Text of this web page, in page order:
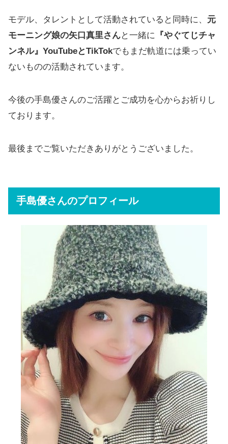
モデル、タレントとして活動されていると同時に、 元
モーニング娘の矢口真里さんと一緒に 『やぐてじチャ
ンネル』YouTubeとTikTokでもまだ軌道には乗ってい
ないものの活動されています。
今後の手島優さんのご活躍とご成功を心からお祈りし
ております。
最後までご覧いただきありがとうございました。
手島優さんのプロフィール